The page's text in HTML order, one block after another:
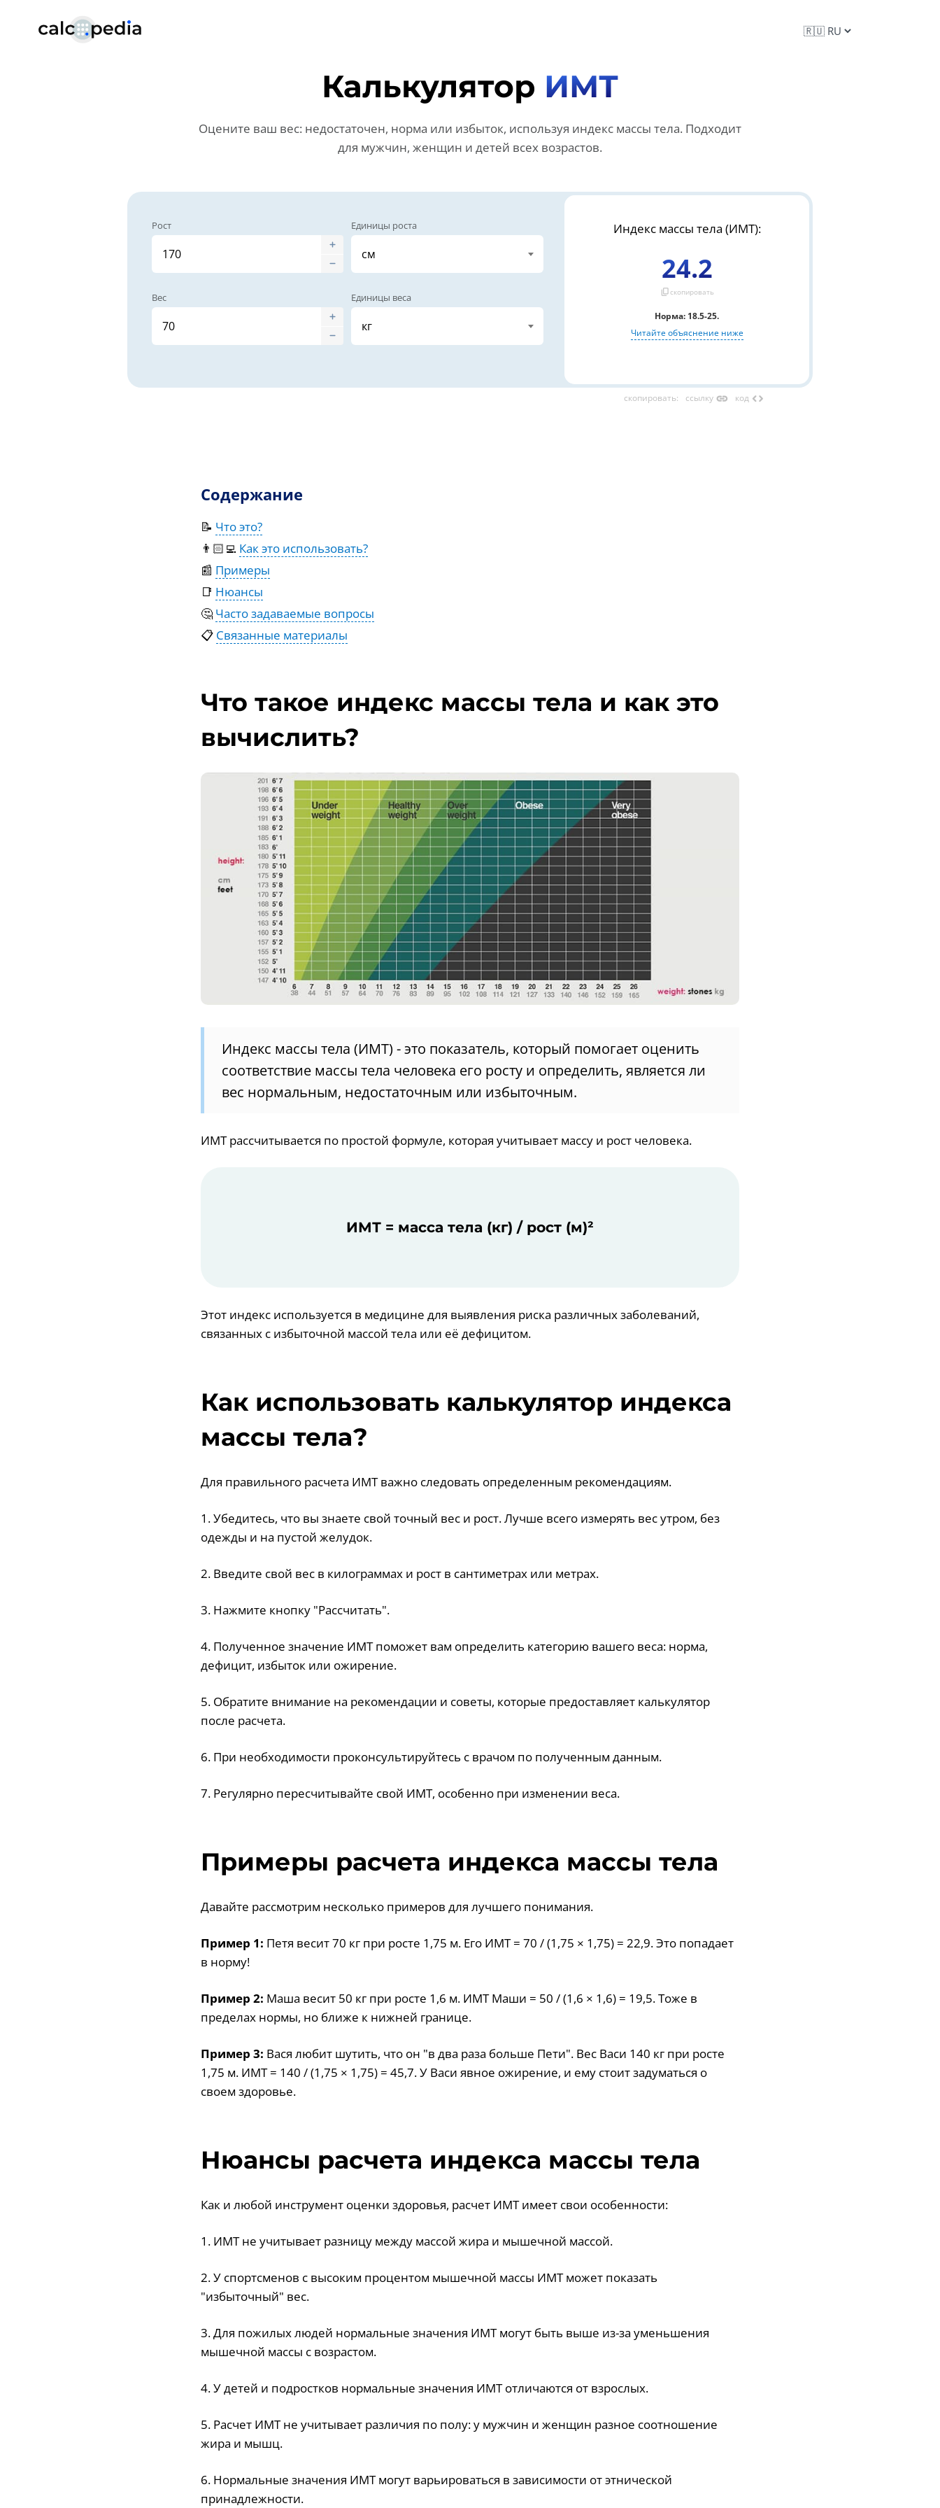
Калькулятор ИМТ
Оцените ваш вес: недостаточен, норма или избыток, используя индекс массы тела. Подходит
для мужчин, женщин и детей всех возрастов.
Рост Единицы роста
Вес Единицы веса
Индекс массы тела (ИМТ):
24.2
content_copyскопировать
Норма: 18.5-25.
Читайте объяснение ниже
скопировать: ссылку link код code
Содержание
📝 Что это?
👨🏻‍💻 Как это использовать?
📰 Примеры
📑 Нюансы
🤔 Часто задаваемые вопросы
📋 Связанные материалы
Что такое индекс массы тела и как это
вычислить?
Индекс массы тела (ИМТ) - это показатель, который помогает оценить
соответствие массы тела человека его росту и определить, является ли
вес нормальным, недостаточным или избыточным.
ИМТ рассчитывается по простой формуле, которая учитывает массу и рост человека.
ИМТ = масса тела (кг) / рост (м)²
Этот индекс используется в медицине для выявления риска различных заболеваний,
связанных с избыточной массой тела или её дефицитом.
Как использовать калькулятор индекса
массы тела?
Для правильного расчета ИМТ важно следовать определенным рекомендациям.
1. Убедитесь, что вы знаете свой точный вес и рост. Лучше всего измерять вес утром, без
одежды и на пустой желудок.
2. Введите свой вес в килограммах и рост в сантиметрах или метрах.
3. Нажмите кнопку "Рассчитать".
4. Полученное значение ИМТ поможет вам определить категорию вашего веса: норма,
дефицит, избыток или ожирение.
5. Обратите внимание на рекомендации и советы, которые предоставляет калькулятор
после расчета.
6. При необходимости проконсультируйтесь с врачом по полученным данным.
7. Регулярно пересчитывайте свой ИМТ, особенно при изменении веса.
Примеры расчета индекса массы тела
Давайте рассмотрим несколько примеров для лучшего понимания.
Пример 1: Петя весит 70 кг при росте 1,75 м. Его ИМТ = 70 / (1,75 × 1,75) = 22,9. Это попадает
в норму!
Пример 2: Маша весит 50 кг при росте 1,6 м. ИМТ Маши = 50 / (1,6 × 1,6) = 19,5. Тоже в
пределах нормы, но ближе к нижней границе.
Пример 3: Вася любит шутить, что он "в два раза больше Пети". Вес Васи 140 кг при росте
1,75 м. ИМТ = 140 / (1,75 × 1,75) = 45,7. У Васи явное ожирение, и ему стоит задуматься о
своем здоровье.
Нюансы расчета индекса массы тела
Как и любой инструмент оценки здоровья, расчет ИМТ имеет свои особенности:
1. ИМТ не учитывает разницу между массой жира и мышечной массой.
2. У спортсменов с высоким процентом мышечной массы ИМТ может показать
"избыточный" вес.
3. Для пожилых людей нормальные значения ИМТ могут быть выше из-за уменьшения
мышечной массы с возрастом.
4. У детей и подростков нормальные значения ИМТ отличаются от взрослых.
5. Расчет ИМТ не учитывает различия по полу: у мужчин и женщин разное соотношение
жира и мышц.
6. Нормальные значения ИМТ могут варьироваться в зависимости от этнической
принадлежности.